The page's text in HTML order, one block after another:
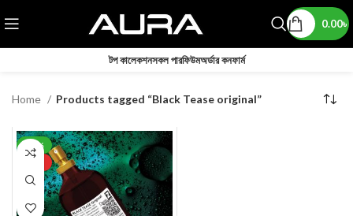
0.00৳
টপ কালেকশনসকল পারফিউমঅর্ডার কনফার্ম
Home Products tagged “Black Tease original”
-37%